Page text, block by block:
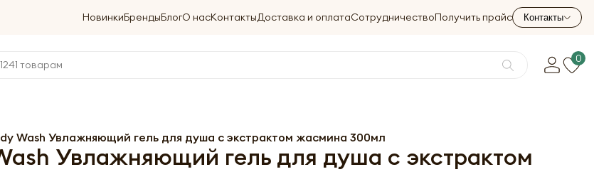
НовинкиБрендыБлогО насКонтактыДоставка и оплатаСотрудничествоПолучить прайс Контакты
0
Wash Увлажняющий гель для душа с экстрактом жасмина 300мл
Увлажняющий гель для душа с экстрактом